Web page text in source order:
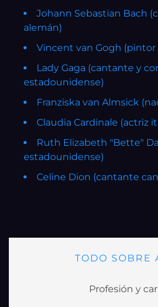
Johann Sebastian Bach
alemán)
Vincent van Gogh (pintor
Lady Gaga (cantante y
estadounidense)
Franziska van Almsick
Claudia Cardinale (actriz
Ruth Elizabeth "Bette"
estadounidense)
Celine Dion (cantante
TODO SOBRE
Profesión y